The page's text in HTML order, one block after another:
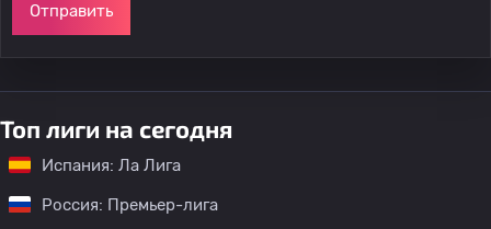
Отправить
Топ лиги на сегодня
Испания: Ла Лига
Россия: Премьер-лига